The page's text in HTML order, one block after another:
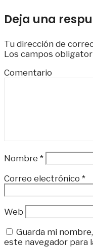
Deja una
Tu dirección de
Los campos
Comentario
Nombre *
Correo electrónico *
Web
Guarda mi
este navegador para